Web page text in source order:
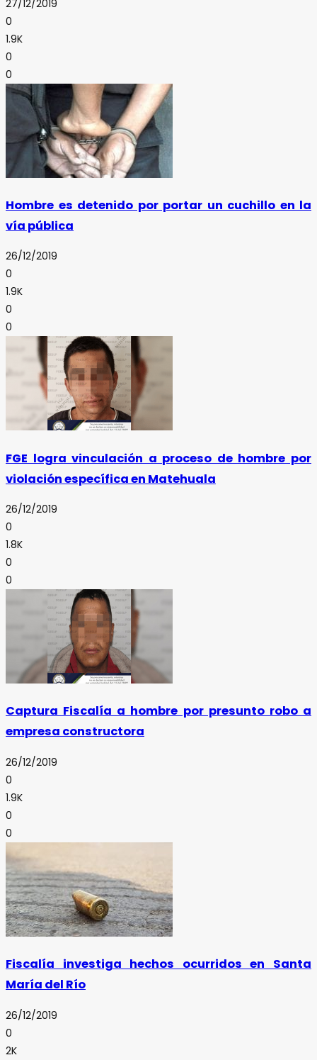
27/12/2019
0
1.9K
0
0
Hombre es detenido por portar un cuchillo en la
vía pública
26/12/2019
0
1.9K
0
0
FGE logra vinculación a proceso de hombre por
violación específica en Matehuala
26/12/2019
0
1.8K
0
0
Captura Fiscalía a hombre por presunto robo a
empresa constructora
26/12/2019
0
1.9K
0
0
Fiscalía investiga hechos ocurridos en Santa
María del Río
26/12/2019
0
2K